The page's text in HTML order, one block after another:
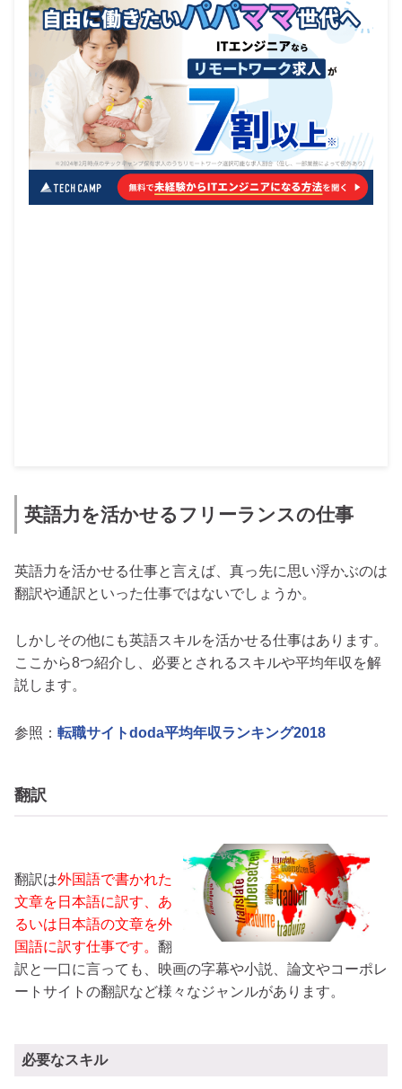
英語力を活かせるフリーランスの仕事
英語力を活かせる仕事と言えば、真っ先に思い浮かぶのは
翻訳や通訳といった仕事ではないでしょうか。
しかしその他にも英語スキルを活かせる仕事はあります。
ここから8つ紹介し、必要とされるスキルや平均年収を解
説します。
参照： 転職サイトdoda平均年収ランキング2018
翻訳
翻訳は外国語で書かれた
文章を日本語に訳す、あ
るいは日本語の文章を外
国語に訳す仕事です。 翻
訳と一口に言っても、映画の字幕や小説、論文やコーポレ
ートサイトの翻訳など様々なジャンルがあります。
必要なスキル